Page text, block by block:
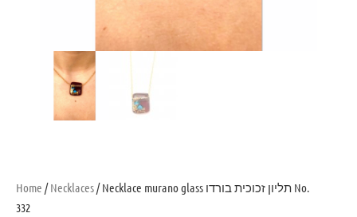
Home /Necklaces/ Necklace murano glass תליון זכוכית בורדו No.
332